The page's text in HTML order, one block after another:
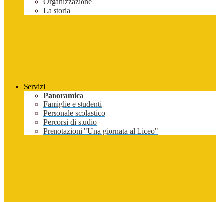
Organizzazione
La storia
Servizi
Panoramica
Famiglie e studenti
Personale scolastico
Percorsi di studio
Prenotazioni "Una giornata al Liceo"